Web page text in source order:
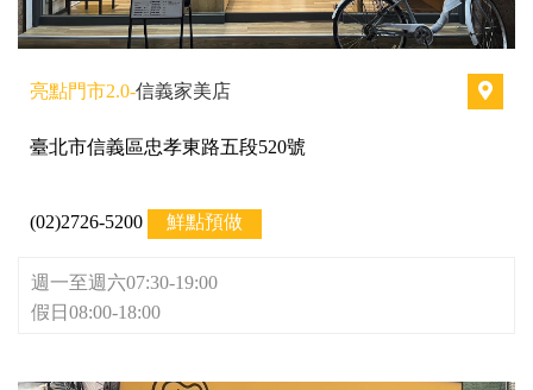
亮點門市2.0-信義家美店
臺北市信義區忠孝東路五段520號
(02)2726-5200 鮮點預做
週一至週六07:30-19:00
假日08:00-18:00